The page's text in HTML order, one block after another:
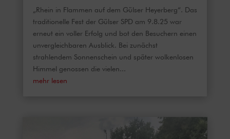
„Rhein in Flammen auf dem Gülser Heyerberg“. Das
traditionelle Fest der Gülser SPD am 9.8.25 war
erneut ein voller Erfolg und bot den Besuchern einen
unvergleichbaren Ausblick. Bei zunächst
strahlendem Sonnenschein und später wolkenlosen
Himmel genossen die vielen...
mehr lesen